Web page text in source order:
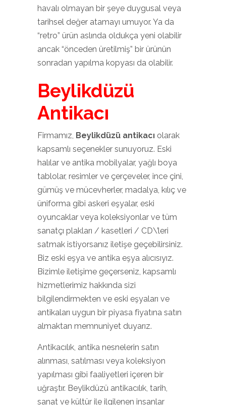
havalı olmayan bir şeye duygusal veya
tarihsel değer atamayı umuyor. Ya da
“retro” ürün aslında oldukça yeni olabilir
ancak “önceden üretilmiş” bir ürünün
sonradan yapılma kopyası da olabilir.
Beylikdüzü
Antikacı
Firmamız, Beylikdüzü antikacı olarak
kapsamlı seçenekler sunuyoruz. Eski
halılar ve antika mobilyalar, yağlı boya
tablolar, resimler ve çerçeveler, ince çini,
gümüş ve mücevherler, madalya, kılıç ve
üniforma gibi askeri eşyalar, eski
oyuncaklar veya koleksiyonlar ve tüm
sanatçı plakları / kasetleri / CD\’leri
satmak istiyorsanız iletişe geçebilirsiniz.
Biz eski eşya ve antika eşya alıcısıyız.
Bizimle iletişime geçerseniz, kapsamlı
hizmetlerimiz hakkında sizi
bilgilendirmekten ve eski eşyaları ve
antikaları uygun bir piyasa fiyatına satın
almaktan memnuniyet duyarız.
Antikacılık, antika nesnelerin satın
alınması, satılması veya koleksiyon
yapılması gibi faaliyetleri içeren bir
uğraştır. Beylikdüzü antikacılık, tarih,
sanat ve kültür ile ilgilenen insanlar